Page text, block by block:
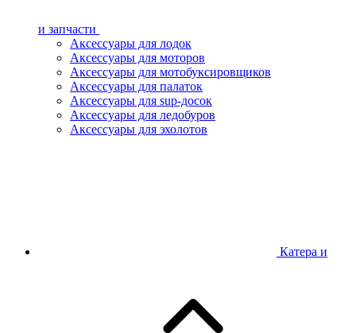
и запчасти
Аксессуары для лодок
Аксессуары для моторов
Аксессуары для мотобуксировщиков
Аксессуары для палаток
Аксессуары для sup-досок
Аксессуары для ледобуров
Аксессуары для эхолотов
Катера и